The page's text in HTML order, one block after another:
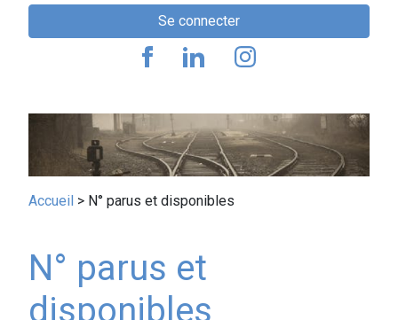
Se connecter
Fil
Accueil N° parus et disponibles
N° parus et
disponibles